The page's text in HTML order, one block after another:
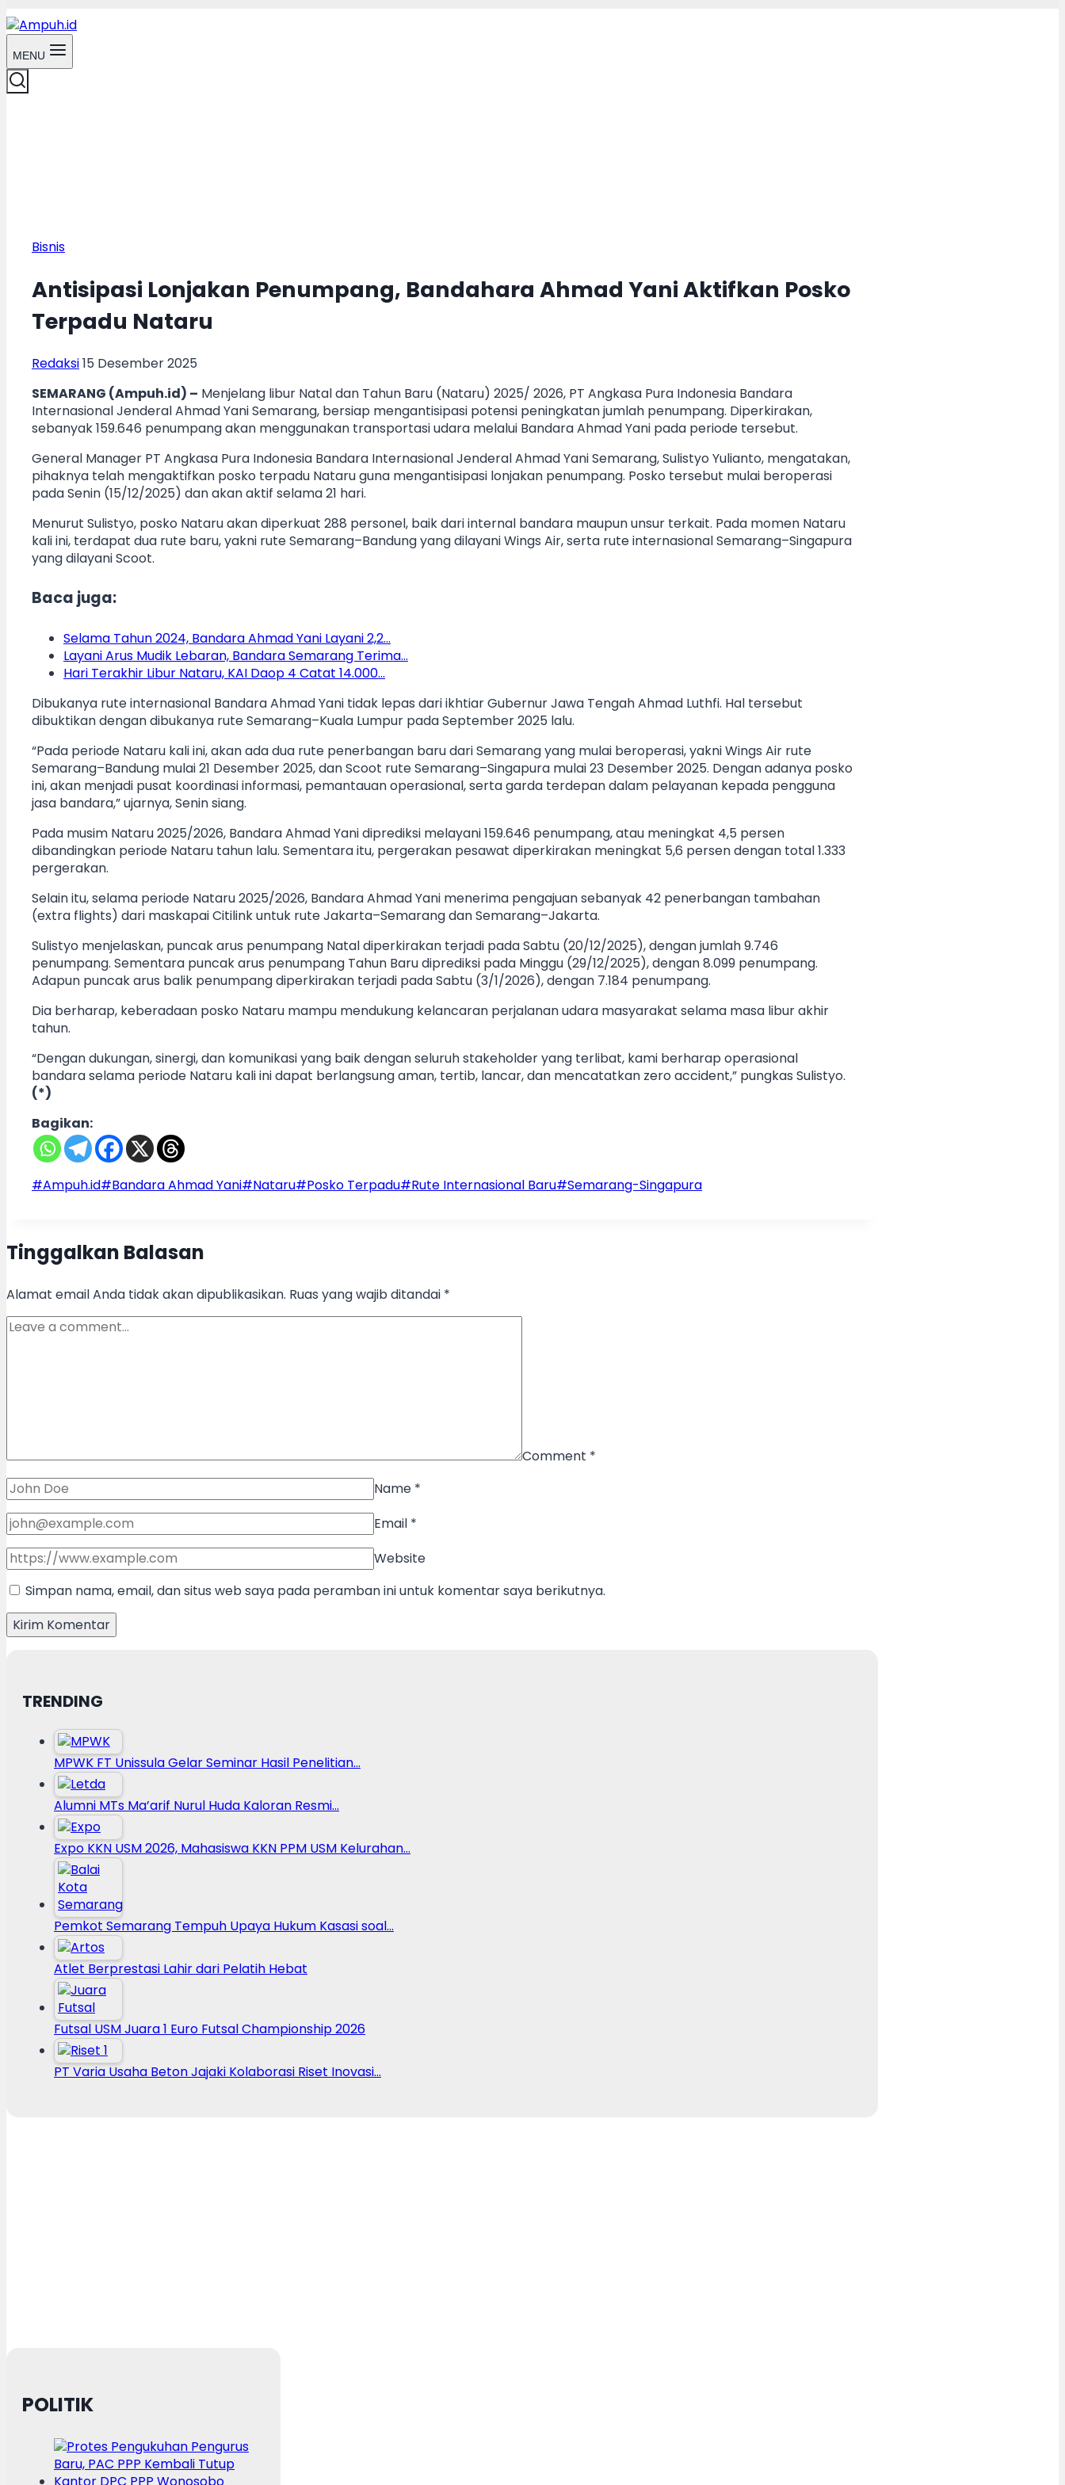
MENU
Bisnis
Antisipasi Lonjakan Penumpang, Bandahara Ahmad Yani Aktifkan Posko
Terpadu Nataru
Redaksi15 Desember 2025
SEMARANG (Ampuh.id) – Menjelang libur Natal dan Tahun Baru (Nataru) 2025/ 2026, PT Angkasa Pura Indonesia Bandara
Internasional Jenderal Ahmad Yani Semarang, bersiap mengantisipasi potensi peningkatan jumlah penumpang. Diperkirakan,
sebanyak 159.646 penumpang akan menggunakan transportasi udara melalui Bandara Ahmad Yani pada periode tersebut.
General Manager PT Angkasa Pura Indonesia Bandara Internasional Jenderal Ahmad Yani Semarang, Sulistyo Yulianto, mengatakan,
pihaknya telah mengaktifkan posko terpadu Nataru guna mengantisipasi lonjakan penumpang. Posko tersebut mulai beroperasi
pada Senin (15/12/2025) dan akan aktif selama 21 hari.
Menurut Sulistyo, posko Nataru akan diperkuat 288 personel, baik dari internal bandara maupun unsur terkait. Pada momen Nataru
kali ini, terdapat dua rute baru, yakni rute Semarang–Bandung yang dilayani Wings Air, serta rute internasional Semarang–Singapura
yang dilayani Scoot.
Baca juga:
Selama Tahun 2024, Bandara Ahmad Yani Layani 2,2…
Layani Arus Mudik Lebaran, Bandara Semarang Terima…
Hari Terakhir Libur Nataru, KAI Daop 4 Catat 14.000…
Dibukanya rute internasional Bandara Ahmad Yani tidak lepas dari ikhtiar Gubernur Jawa Tengah Ahmad Luthfi. Hal tersebut
dibuktikan dengan dibukanya rute Semarang–Kuala Lumpur pada September 2025 lalu.
“Pada periode Nataru kali ini, akan ada dua rute penerbangan baru dari Semarang yang mulai beroperasi, yakni Wings Air rute
Semarang–Bandung mulai 21 Desember 2025, dan Scoot rute Semarang–Singapura mulai 23 Desember 2025. Dengan adanya posko
ini, akan menjadi pusat koordinasi informasi, pemantauan operasional, serta garda terdepan dalam pelayanan kepada pengguna
jasa bandara,” ujarnya, Senin siang.
Pada musim Nataru 2025/2026, Bandara Ahmad Yani diprediksi melayani 159.646 penumpang, atau meningkat 4,5 persen
dibandingkan periode Nataru tahun lalu. Sementara itu, pergerakan pesawat diperkirakan meningkat 5,6 persen dengan total 1.333
pergerakan.
Selain itu, selama periode Nataru 2025/2026, Bandara Ahmad Yani menerima pengajuan sebanyak 42 penerbangan tambahan
(extra flights) dari maskapai Citilink untuk rute Jakarta–Semarang dan Semarang–Jakarta.
Sulistyo menjelaskan, puncak arus penumpang Natal diperkirakan terjadi pada Sabtu (20/12/2025), dengan jumlah 9.746
penumpang. Sementara puncak arus penumpang Tahun Baru diprediksi pada Minggu (29/12/2025), dengan 8.099 penumpang.
Adapun puncak arus balik penumpang diperkirakan terjadi pada Sabtu (3/1/2026), dengan 7.184 penumpang.
Dia berharap, keberadaan posko Nataru mampu mendukung kelancaran perjalanan udara masyarakat selama masa libur akhir
tahun.
“Dengan dukungan, sinergi, dan komunikasi yang baik dengan seluruh stakeholder yang terlibat, kami berharap operasional
bandara selama periode Nataru kali ini dapat berlangsung aman, tertib, lancar, dan mencatatkan zero accident,” pungkas Sulistyo.
(*)
Bagikan:
Post
#Ampuh.id#Bandara Ahmad Yani#Nataru#Posko Terpadu#Rute Internasional Baru#Semarang-Singapura
Tinggalkan Balasan
Alamat email Anda tidak akan dipublikasikan. Ruas yang wajib ditandai *
Comment *
Name *
Email *
Website
Simpan nama, email, dan situs web saya pada peramban ini untuk komentar saya berikutnya.
TRENDING
MPWK FT Unissula Gelar Seminar Hasil Penelitian…
Alumni MTs Ma’arif Nurul Huda Kaloran Resmi…
Expo KKN USM 2026, Mahasiswa KKN PPM USM Kelurahan…
Pemkot Semarang Tempuh Upaya Hukum Kasasi soal…
Atlet Berprestasi Lahir dari Pelatih Hebat
Futsal USM Juara 1 Euro Futsal Championship 2026
PT Varia Usaha Beton Jajaki Kolaborasi Riset Inovasi…
POLITIK